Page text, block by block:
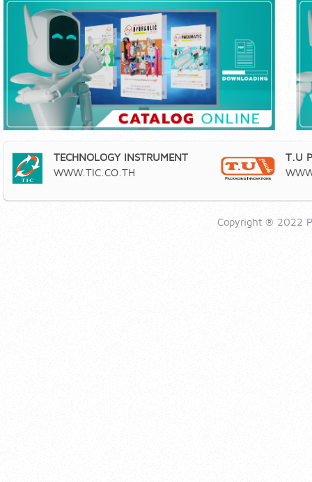
TECHNOLOGY INSTRUMENT
WWW.TIC.CO.TH
T.U
Copyright ® 2022